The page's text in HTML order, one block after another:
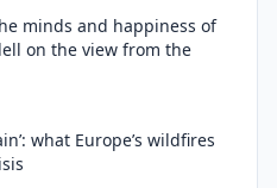
minds and happiness of
on the view from the
what Europe’s wildfires